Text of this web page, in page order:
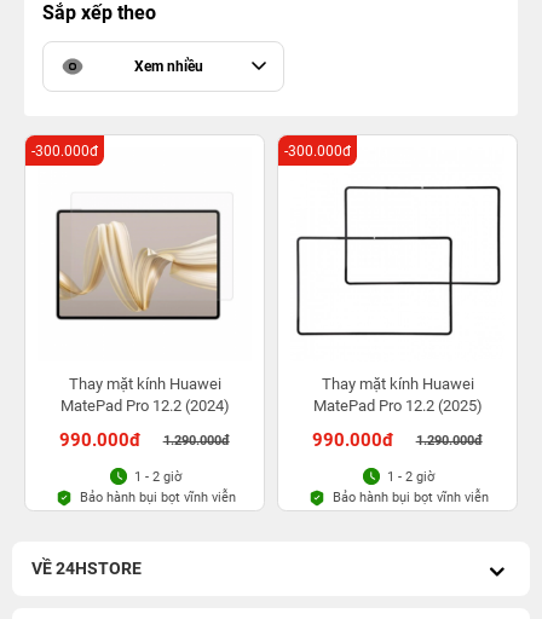
Sắp xếp theo
Xem nhiều
Thay mặt kính Huawei
MatePad Pro 12.2 (2024)
990.000đ 1.290.000đ
-300.000đ
1 - 2 giờ
Bảo hành bụi bọt vĩnh viễn
Thay mặt kính Huawei
MatePad Pro 12.2 (2025)
990.000đ 1.290.000đ
-300.000đ
1 - 2 giờ
Bảo hành bụi bọt vĩnh viễn
VỀ 24HSTORE